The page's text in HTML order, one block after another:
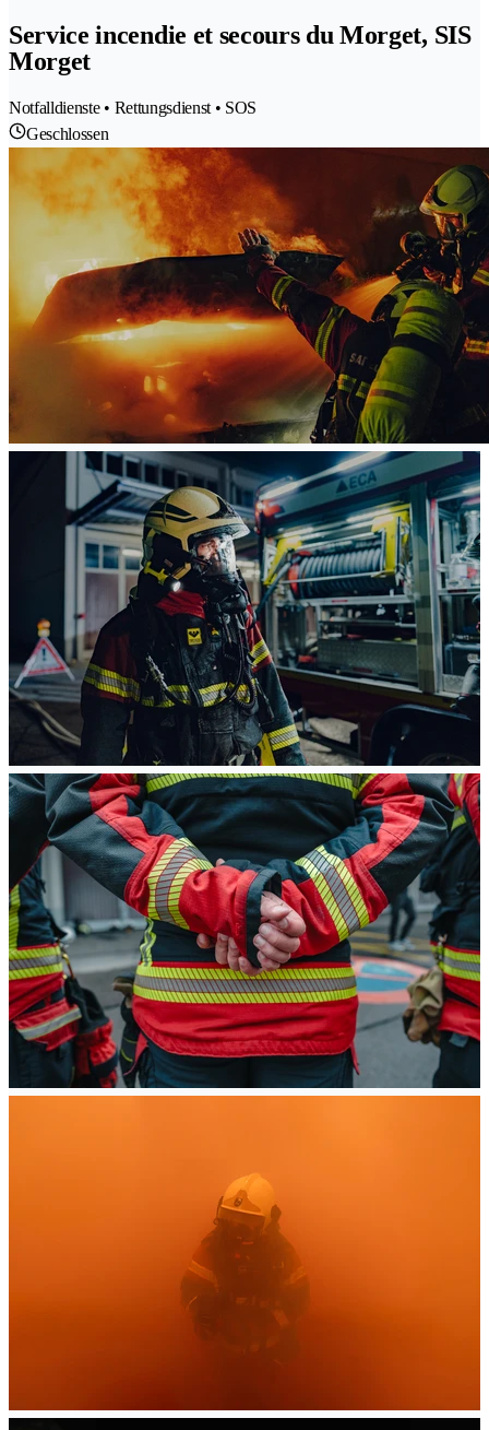
Service incendie et secours du Morget, SIS
Morget
Notfalldienste • Rettungsdienst • SOS
Geschlossen